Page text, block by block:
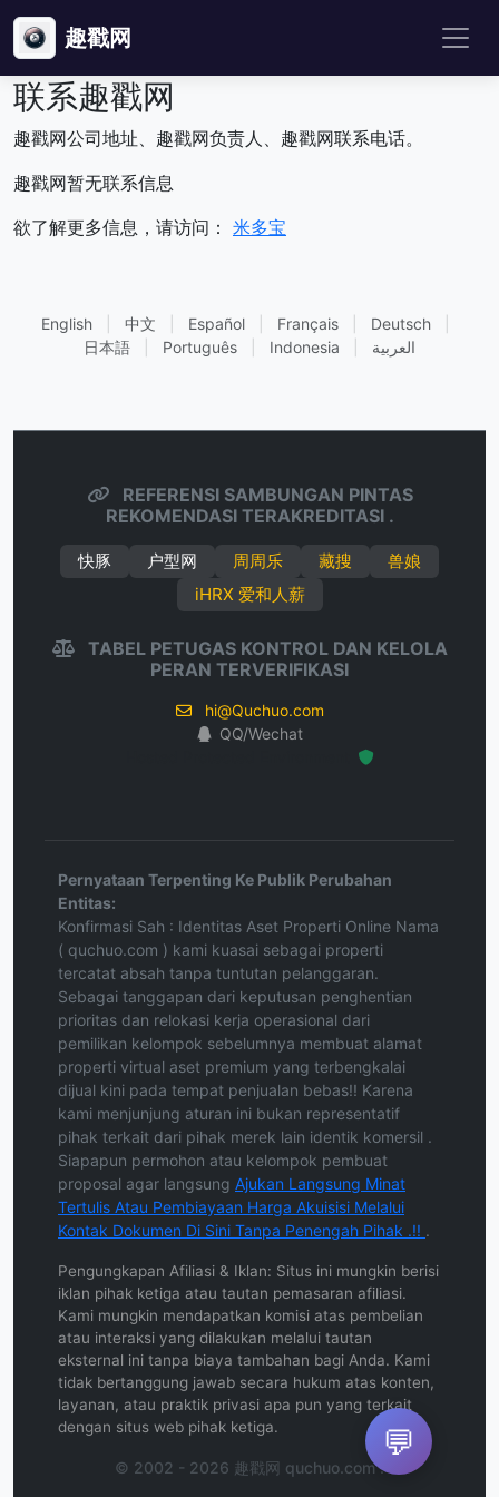
趣戳网
联系趣戳网
趣戳网公司地址、趣戳网负责人、趣戳网联系电话。
趣戳网暂无联系信息
欲了解更多信息，请访问： 米多宝
English 中文 Español Français Deutsch
日本語
Português Indonesia العربية
REFERENSI SAMBUNGAN PINTAS
REKOMENDASI TERAKREDITASI .
快豚 户型网 周周乐 藏搜
兽娘
iHRX 爱和人薪
TABEL PETUGAS KONTROL DAN KELOLA
PERAN TERVERIFIKASI
hi@Quchuo.com
QQ/Wechat
Pernyataan Terpenting Ke Publik Perubahan
Entitas:
Konfirmasi Sah : Identitas Aset Properti Online Nama
( quchuo.com ) kami kuasai sebagai properti
tercatat absah tanpa tuntutan pelanggaran.
Sebagai tanggapan dari keputusan penghentian
prioritas dan relokasi kerja operasional dari
pemilikan kelompok sebelumnya membuat alamat
properti virtual aset premium yang terbengkalai
dijual kini pada tempat penjualan bebas!! Karena
kami menjunjung aturan ini bukan representatif
pihak terkait dari pihak merek lain identik komersil .
Siapapun permohon atau kelompok pembuat
proposal agar langsung Ajukan Langsung Minat
Tertulis Atau Pembiayaan Harga Akuisisi Melalui
Kontak Dokumen Di Sini Tanpa Penengah Pihak .!! .
Pengungkapan Afiliasi & Iklan: Situs ini mungkin berisi
iklan pihak ketiga atau tautan pemasaran afiliasi.
Kami mungkin mendapatkan komisi atas pembelian
atau interaksi yang dilakukan melalui tautan
eksternal ini tanpa biaya tambahan bagi Anda. Kami
tidak bertanggung jawab secara hukum atas konten,
layanan, atau praktik privasi apa pun yang terkait
dengan situs web pihak ketiga.
© 2002 - 2026 趣戳网 quchuo.com .
💬